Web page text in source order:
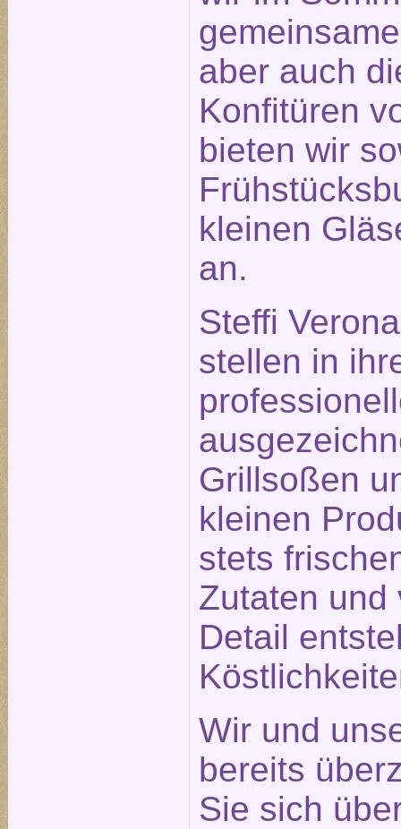
aber auch
Konfitüren
bieten wir
kleinen
an.
Steffi
stellen in
Grillsoßen
kleinen
stets
Zutaten und
Detail
Wir und
bereits
Sie sich